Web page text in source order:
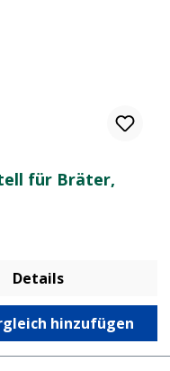
für Bräter,
Details
hinzufügen